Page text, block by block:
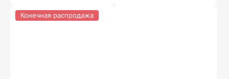
Конечная распродажа